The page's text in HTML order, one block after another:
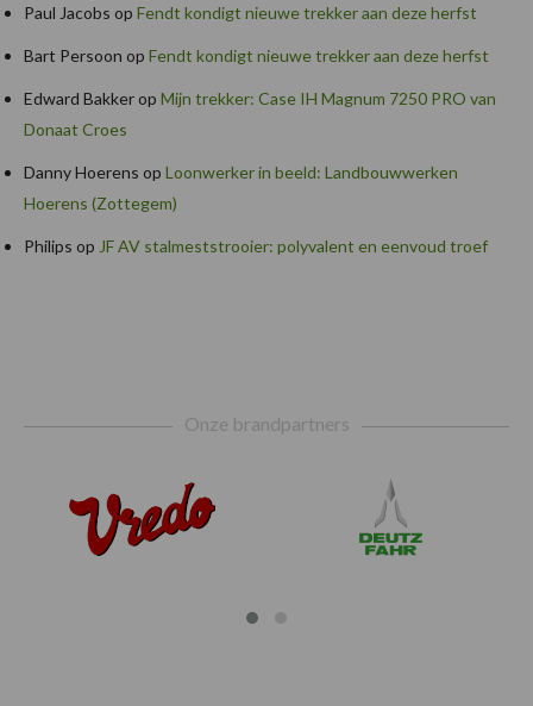
Paul Jacobs op Fendt kondigt nieuwe trekker aan deze herfst
Bart Persoon op Fendt kondigt nieuwe trekker aan deze herfst
Edward Bakkerop Mijn trekker: Case IH Magnum 7250 PRO van
Donaat Croes
Danny Hoerens op Loonwerker in beeld: Landbouwwerken
Hoerens (Zottegem)
Philips op JF AV stalmeststrooier: polyvalent en eenvoud troef
Onze brandpartners